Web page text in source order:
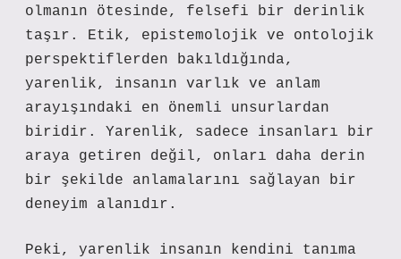
olmanın ötesinde, felsefi bir derinlik
taşır. Etik, epistemolojik ve ontolojik
perspektiflerden bakıldığında,
yarenlik, insanın varlık ve anlam
arayışındaki en önemli unsurlardan
biridir. Yarenlik, sadece insanları bir
araya getiren değil, onları daha derin
bir şekilde anlamalarını sağlayan bir
deneyim alanıdır.
Peki, yarenlik insanın kendini tanıma